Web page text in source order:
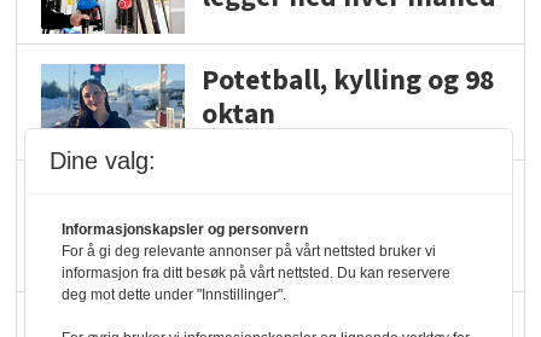
Potetball, kylling og 98
oktan
endring: Stadig større
serveringstilbud
Vokser med ferdigmat
Dine valg:
Informasjonskapsler og personvern
For å gi deg relevante annonser på vårt nettsted bruker vi
informasjon fra ditt besøk på vårt nettsted. Du kan reservere
deg mot dette under "Innstillinger".